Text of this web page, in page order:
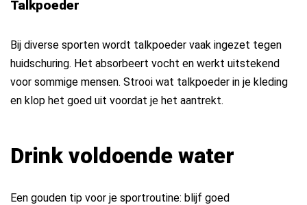
Talkpoeder
Bij diverse sporten wordt talkpoeder vaak ingezet tegen
huidschuring. Het absorbeert vocht en werkt uitstekend
voor sommige mensen. Strooi wat talkpoeder in je kleding
en klop het goed uit voordat je het aantrekt.
Drink voldoende water
Een gouden tip voor je sportroutine: blijf goed